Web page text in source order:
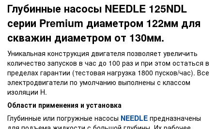
Глубинные насосы NEEDLE 125NDL
серии Premium диаметром 122мм для
скважин диаметром от 130мм.
Уникальная конструкция двигателя позволяет увеличить
количество запусков в час до 100 раз и при этом остаться в
пределах гарантии (тестовая нагрузка 1800 пусков/час). Все
электродвигатели по умолчанию выполнены с классом
изоляции H.
Области применения и установка
Глубинные или погружные насосы NEEDLE предназначены